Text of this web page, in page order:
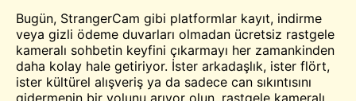
Bugün, StrangerCam gibi platformlar kayıt, indirme
veya gizli ödeme duvarları olmadan ücretsiz rastgele
kameralı sohbetin keyfini çıkarmayı her zamankinden
daha kolay hale getiriyor. İster arkadaşlık, ister flört,
ister kültürel alışveriş ya da sadece can sıkıntısını